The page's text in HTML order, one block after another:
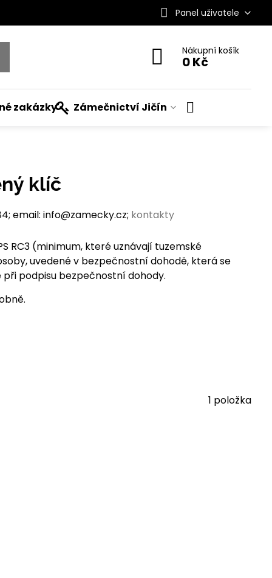
Panel uživatele
Nákupní košík
0 Kč
zakázky Zámečnictví Jičín
klíč
email: info@zamecky.cz; kontakty
RC3 (minimum, které uznávají tuzemské
uvedené v bezpečnostní dohodě, která se
podpisu bezpečnostní dohody.
1 položka